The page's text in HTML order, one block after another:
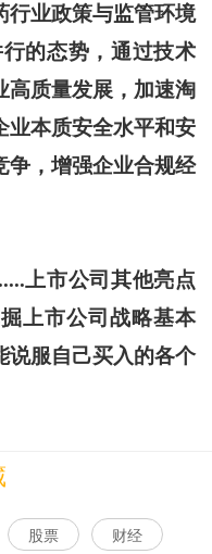
行业政策与监管环境
的态势，通过技术
高质量发展，加速淘
业本质安全水平和安
争，增强企业合规经
上市公司其他亮点
上市公司战略基本
说服自己买入的各个
股票 财经